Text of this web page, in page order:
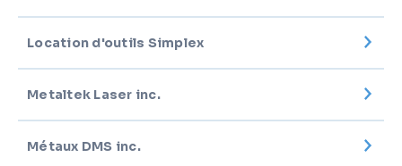
Location d'outils Simplex
Metaltek Laser inc.
Métaux DMS inc.